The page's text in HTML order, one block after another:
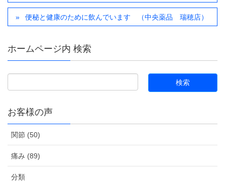
便秘と健康のために飲んでいます （中央薬品 瑞穂店）
ホームページ内 検索
お客様の声
関節 (50)
痛み (89)
分類